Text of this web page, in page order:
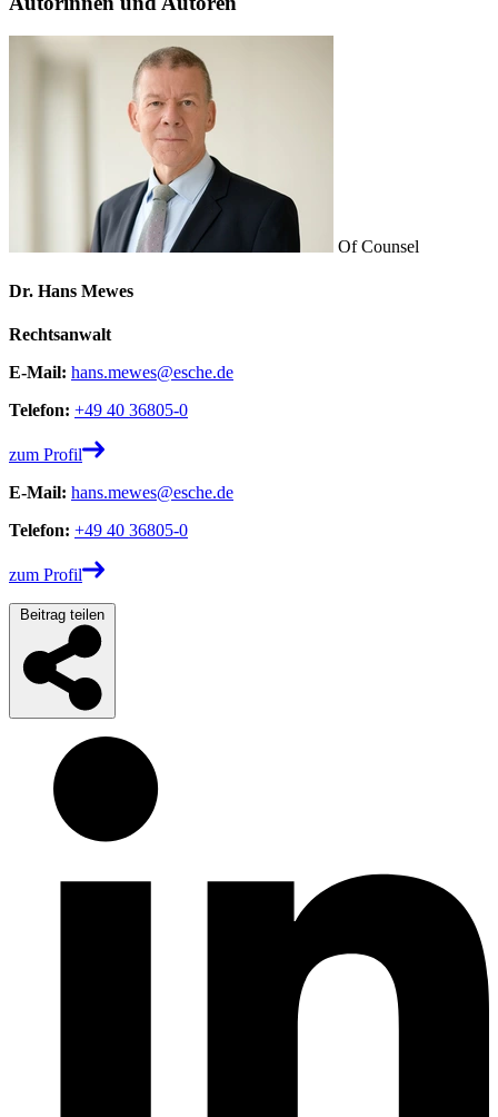
Of Counsel
Dr. Hans Mewes
Rechtsanwalt
E-Mail: hans.mewes@esche.de
Telefon: +49 40 36805-0
zum Profil
E-Mail: hans.mewes@esche.de
Telefon: +49 40 36805-0
zum Profil
Beitrag teilen